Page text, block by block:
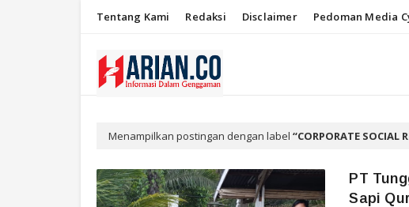
Tentang Kami Redaksi Disclaimer Pedoman Media
Menampilkan postingan dengan label CORPORATE SOCIAL
PT
Sapi